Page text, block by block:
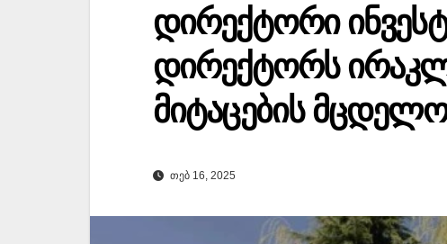
დირექტორი
დირექტორს
მიტაცების
ᲗᲔᲑ 16, 2025